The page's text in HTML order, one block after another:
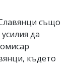
също
да
където